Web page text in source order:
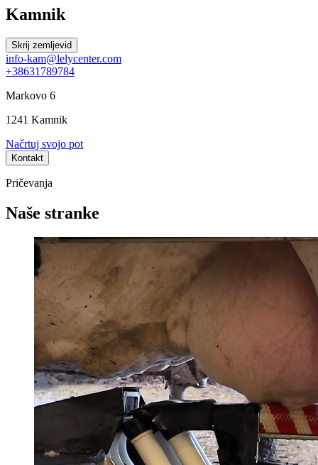
Kamnik
Skrij zemljevid
info-kam@lelycenter.com
+38631789784
Markovo 6
1241 Kamnik
Načrtuj svojo pot
Kontakt
Pričevanja
Naše stranke